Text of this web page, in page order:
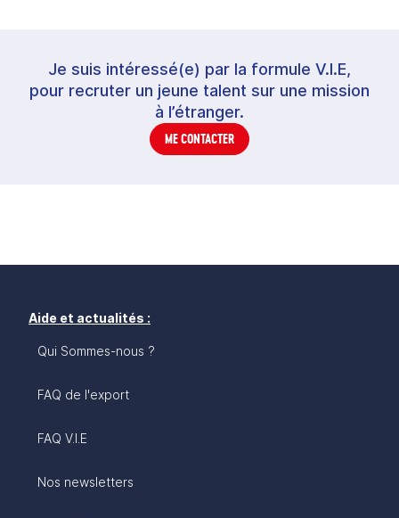
Je suis intéressé(e) par la formule V.I.E,
pour recruter un jeune talent sur une mission
à l’étranger.
ME CONTACTER
Aide et actualités :
Qui Sommes-nous ?
FAQ de l'export
FAQ V.I.E
Nos newsletters